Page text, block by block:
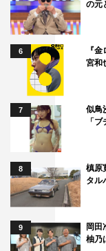
の元
6
『
宮和
7
似鳥
「
8
槙原
タル
9
岡田
柚乃